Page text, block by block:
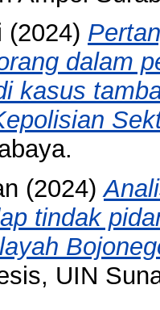
(2024)
dalam
kasus
(2024)
tindak
UIN